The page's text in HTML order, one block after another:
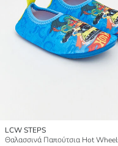
LCW STEPS